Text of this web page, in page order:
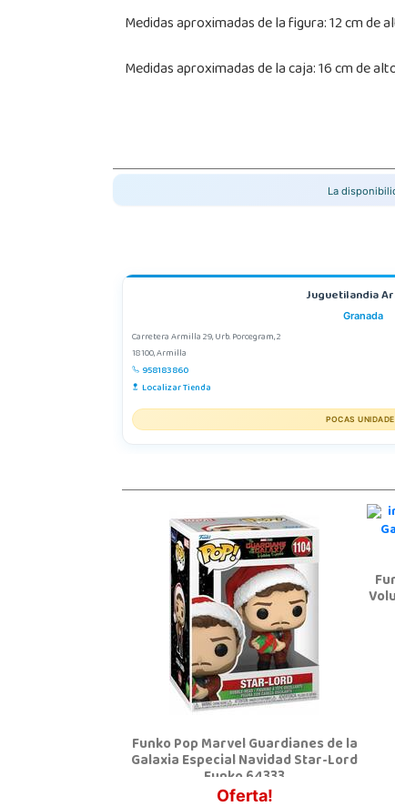
Medidas aproximadas de la figura: 12 cm de
Medidas aproximadas de la caja: 16 cm de
La
Juguetilandia
Granada
Carretera Armilla 29, Urb. Porcegram, 2
18100, Armilla
958183860
Localizar Tienda
POCAS
Funko Pop Marvel Guardianes de la
Galaxia Especial Navidad Star-Lord
Funko 64333
Oferta!